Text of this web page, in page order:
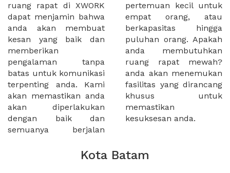
ruang rapat di XWORK
dapat menjamin bahwa
anda akan membuat
kesan yang baik dan
memberikan
pengalaman tanpa
batas untuk komunikasi
terpenting anda. Kami
akan memastikan anda
akan diperlakukan
dengan baik dan
semuanya berjalan
pertemuan kecil untuk
empat orang, atau
berkapasitas hingga
puluhan orang. Apakah
anda membutuhkan
ruang rapat mewah?
anda akan menemukan
fasilitas yang dirancang
khusus untuk
memastikan
kesuksesan anda.
Kota Batam